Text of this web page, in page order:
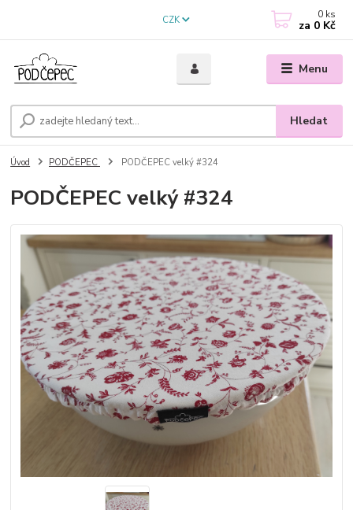
Menu
CZK
Hledat
0 ks
za 0 Kč
Úvod PODČEPEC PODČEPEC velký #324
PODČEPEC velký #324